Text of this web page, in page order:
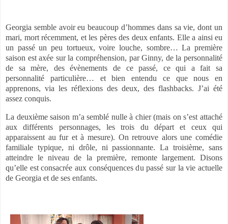
Georgia semble avoir eu beaucoup d’hommes dans sa vie, dont un
mari, mort récemment, et les pères des deux enfants. Elle a ainsi eu
un passé un peu tortueux, voire louche, sombre… La première
saison est axée sur la compréhension, par Ginny, de la personnalité
de sa mère, des évènements de ce passé, ce qui a fait sa
personnalité particulière… et bien entendu ce que nous en
apprenons, via les réflexions des deux, des flashbacks. J’ai été
assez conquis.
La deuxième saison m’a semblé nulle à chier (mais on s’est attaché
aux différents personnages, les trois du départ et ceux qui
apparaissent au fur et à mesure). On retrouve alors une comédie
familiale typique, ni drôle, ni passionnante. La troisième, sans
atteindre le niveau de la première, remonte largement. Disons
qu’elle est consacrée aux conséquences du passé sur la vie actuelle
de Georgia et de ses enfants.